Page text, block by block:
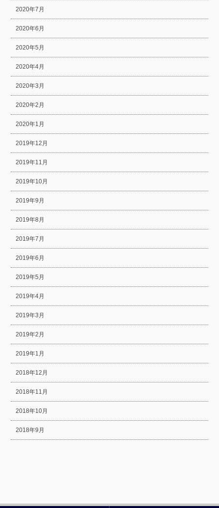
2020年7月
2020年6月
2020年5月
2020年4月
2020年3月
2020年2月
2020年1月
2019年12月
2019年11月
2019年10月
2019年9月
2019年8月
2019年7月
2019年6月
2019年5月
2019年4月
2019年3月
2019年2月
2019年1月
2018年12月
2018年11月
2018年10月
2018年9月